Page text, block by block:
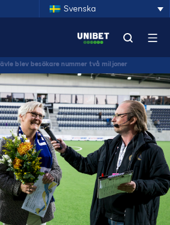
Svenska
blev besökare nummer två miljoner